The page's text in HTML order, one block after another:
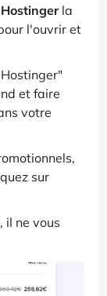
la
l'ouvrir et
et faire
votre
sur
il ne vous